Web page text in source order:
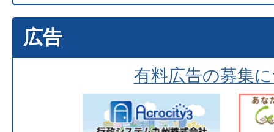
広告
有料広告の募集